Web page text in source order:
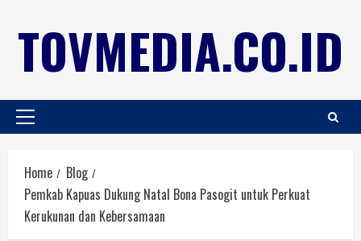
TOVMEDIA.CO.ID
Home
Blog
Pemkab Kapuas Dukung Natal Bona Pasogit untuk Perkuat
Kerukunan dan Kebersamaan